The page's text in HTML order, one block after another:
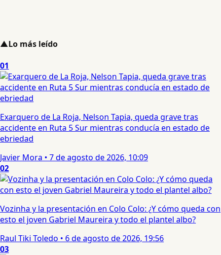
▲Lo más leído
01
Exarquero de La Roja, Nelson Tapia, queda grave tras
accidente en Ruta 5 Sur mientras conducía en estado de
ebriedad
Javier Mora • 7 de agosto de 2026, 10:09
02
Vozinha y la presentación en Colo Colo: ¿Y cómo queda con
esto el joven Gabriel Maureira y todo el plantel albo?
Raul Tiki Toledo • 6 de agosto de 2026, 19:56
03